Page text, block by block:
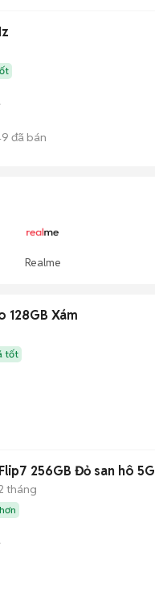
đã bán
Realme
128GB Xám
tốt
256GB Đỏ san hô 5G
tháng